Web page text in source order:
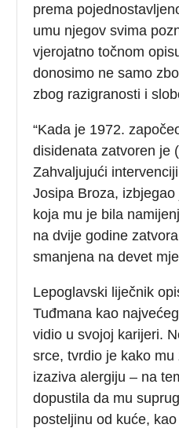
prema
umu njegov svima
vjerojatno točnom
donosimo ne samo
zbog razigranosti i
“Kada je 1972.
disidenata zatvoren je
Zahvaljujući
Josipa Broza,
koja mu je bila
na dvije godine
smanjena na devet
Lepoglavski liječnik
Tuđmana kao
vidio u svojoj karijeri.
srce, tvrdio je kako
izaziva alergiju – na
dopustila da mu
posteljinu od kuće,